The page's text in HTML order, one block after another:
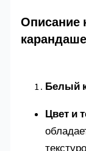
Описание
Белый
Цвет и